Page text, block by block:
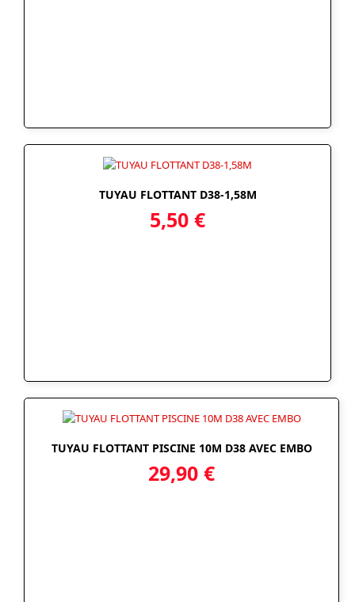
TUYAU FLOTTANT D38-1,58M
5,50 €
TUYAU FLOTTANT PISCINE 10M D38 AVEC EMBO
29,90 €